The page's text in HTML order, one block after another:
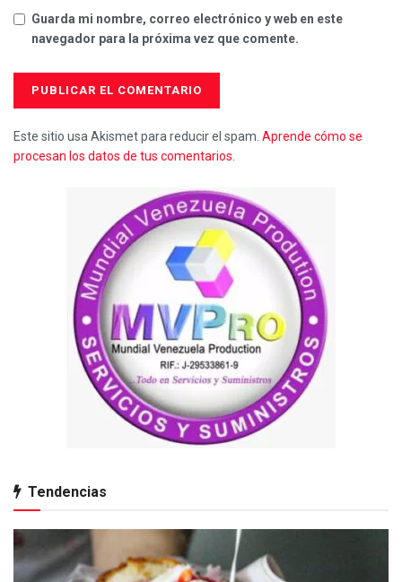
Guarda mi nombre, correo electrónico y web en este
navegador para la próxima vez que comente.
Este sitio usa Akismet para reducir el spam. Aprende cómo se
procesan los datos de tus comentarios.
Tendencias